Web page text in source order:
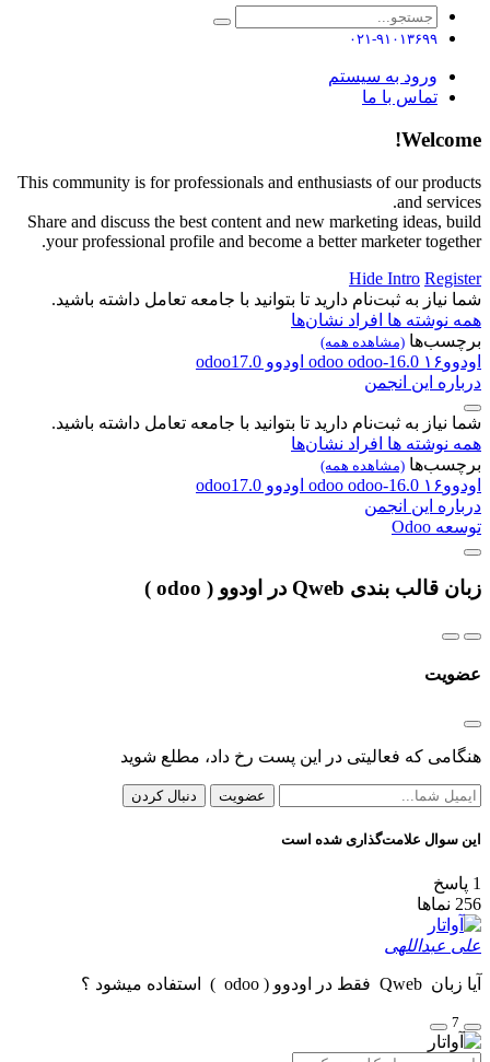
۰۲۱-۹۱۰۱۳۶۹۹
ورود به سیستم
تماس با ما
Welcome!
This community is for professionals and enthusiasts of our products
and services.
Share and discuss the best content and new marketing ideas, build
your professional profile and become a better marketer together.
Hide Intro Register
شما نیاز به ثبت‌نام دارید تا بتوانید با جامعه تعامل داشته باشید.
همه نوشته ها افراد نشان‌ها
برچسب‌ها (مشاهده همه)
اودوو۱۶ odoo odoo-16.0 اودوو odoo17.0
درباره این انجمن
شما نیاز به ثبت‌نام دارید تا بتوانید با جامعه تعامل داشته باشید.
همه نوشته ها افراد نشان‌ها
برچسب‌ها (مشاهده همه)
اودوو۱۶ odoo odoo-16.0 اودوو odoo17.0
درباره این انجمن
توسعه Odoo
زبان قالب بندی Qweb در اودوو ( odoo )
عضویت
هنگامی که فعالیتی در این پست رخ داد، مطلع شوید
عضویت دنبال کردن
این سوال علامت‌گذاری شده است
1 پاسخ
256 نماها
علی عبداللهی
آیا زبان Qweb فقط در اودوو ( odoo ) استفاده میشود ؟
7